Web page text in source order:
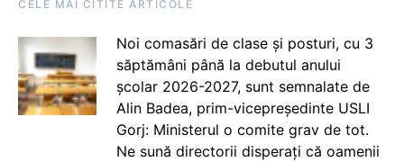
CELE MAI CITITE ARTICOLE
Noi comasări de clase și posturi, cu 3
săptămâni până la debutul anului
școlar 2026-2027, sunt semnalate de
Alin Badea, prim-vicepreședinte USLI
Gorj: Ministerul o comite grav de tot.
Ne sună directorii disperați că oamenii